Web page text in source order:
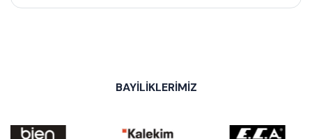
BAYİLİKLERİMİZ